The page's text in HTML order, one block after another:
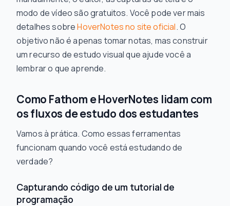
modo de vídeo são gratuitos. Você pode ver mais
detalhes sobreHoverNotes no site oficial. O
objetivo não é apenas tomar notas, mas construir
um recurso de estudo visual que ajude você a
lembrar o que aprende.
Como Fathom e HoverNotes lidam com
os fluxos de estudo dos estudantes
Vamos à prática. Como essas ferramentas
funcionam quando você está estudando de
verdade?
Capturando código de um tutorial de
programação